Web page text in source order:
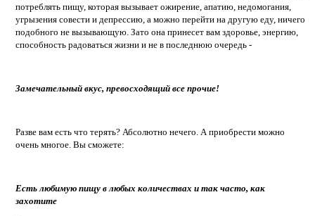
потреблять пищу, которая вызывает ожирение, апатию, недомогания,
угрызения совести и депрессию, а можно перейти на другую еду, ничего
подобного не вызывающую. Зато она принесет вам здоровье, энергию,
способность радоваться жизни и не в последнюю очередь -
Замечательный вкус, превосходящий все прочие!
Разве вам есть что терять? Абсолютно нечего. А приобрести можно
очень многое. Вы сможете:
Есть любимую пищу в любых количествах и так часто, как
захотите